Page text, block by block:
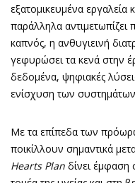
εξατομικευμένα εργαλεία
παράλληλα
καπνός, η ανθυγιεινή
γεφυρώσει τα κενά στην
δεδομένα, ψηφιακές
ενίσχυση των συστημάτων
Με τα επίπεδα των
ποικίλλουν σημαντικά
Hearts Plan δίνει έμφαση